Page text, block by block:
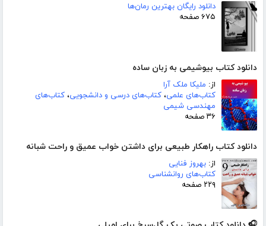
دانلود رایگان بهترین رمان‌ها
۶۷۵ صفحه
دانلود کتاب بیوشیمی به زبان ساده
از: ملیکا ملک آرا
کتاب‌های علمی، کتاب‌های درسی و دانشجویی، کتاب‌های
مهندسی شیمی
۳۶ صفحه
دانلود کتاب راهکار طبیعی برای داشتن خواب عمیق و راحت شبانه
از: بهروز فنایی
کتاب‌های روانشناسی
۲۲۹ صفحه